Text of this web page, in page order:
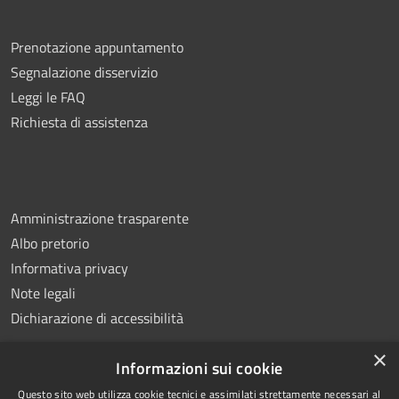
Prenotazione appuntamento
Segnalazione disservizio
Leggi le FAQ
Richiesta di assistenza
Amministrazione trasparente
Albo pretorio
Informativa privacy
Note legali
Dichiarazione di accessibilità
×
Informazioni sui cookie
Questo sito web utilizza cookie tecnici e assimilati strettamente necessari al